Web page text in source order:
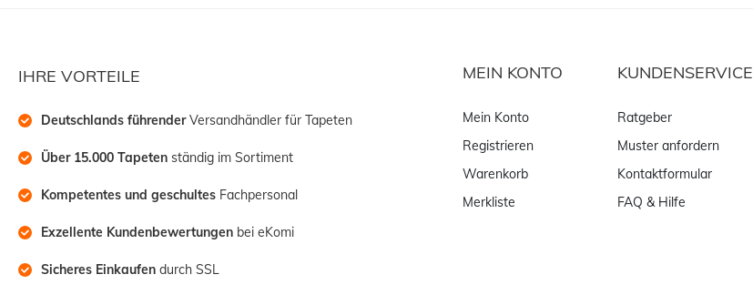
IHRE VORTEILE
Deutschlands führender Versandhändler für Tapeten
Über 15.000 Tapeten ständig im Sortiment
Kompetentes und geschultes Fachpersonal
Exzellente Kundenbewertungen bei eKomi
Sicheres Einkaufen durch SSL
MEIN KONTO
Mein Konto
Registrieren
Warenkorb
Merkliste
KUNDENSERVICE
Ratgeber
Muster anfordern
Kontaktformular
FAQ & Hilfe